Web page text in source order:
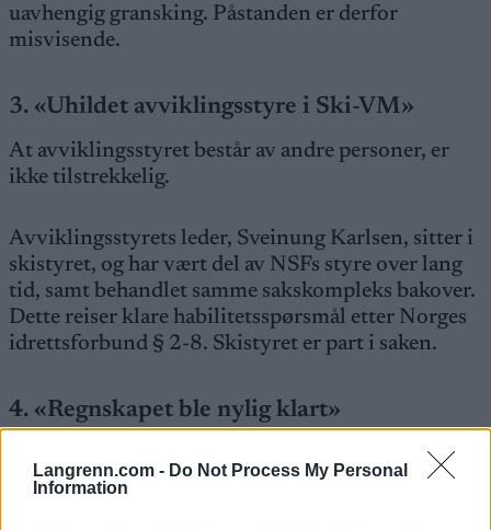
Langrenn.com - Do Not Process My Personal
Information
uavhengig gransking. Påstanden er derfor
misvisende.
3. «Uhildet avviklingsstyre i Ski-VM»
At avviklingsstyret består av andre personer, er
ikke tilstrekkelig.
Avviklingsstyrets leder, Sveinung Karlsen, sitter i
skistyret, og har vært del av NSFs styre over lang
tid, samt behandlet samme sakskompleks bakover.
Dette reiser klare habilitetsspørsmål etter Norges
idrettsforbund § 2-8. Skistyret er part i saken.
4. «Regnskapet ble nylig klart»
stanset.